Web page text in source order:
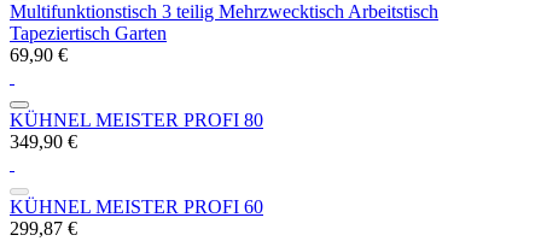
Multifunktionstisch 3 teilig Mehrzwecktisch Arbeitstisch
Tapeziertisch Garten
69,90 €
KÜHNEL MEISTER PROFI 80
349,90 €
KÜHNEL MEISTER PROFI 60
299,87 €